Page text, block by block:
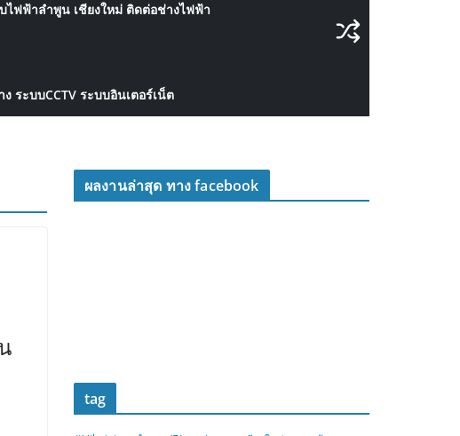
ฟฟ้าลำพูน เชียงใหม่ ติดต่อช่างไฟฟ้า
ระบบCCTV ระบบอินเตอร์เน็ต
ผลงานล่าสุด ทาง facebook
tag